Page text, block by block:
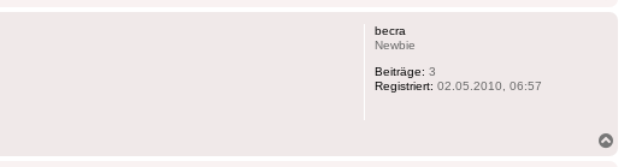
becra
Newbie
Beiträge: 3
Registriert: 02.05.2010, 06:57